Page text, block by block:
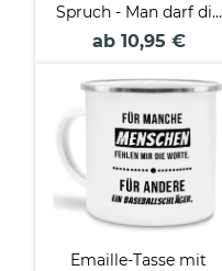
Spruch - Man darf die
Hopfnung nicht
ab 10,95 €
Emaille-Tasse mit